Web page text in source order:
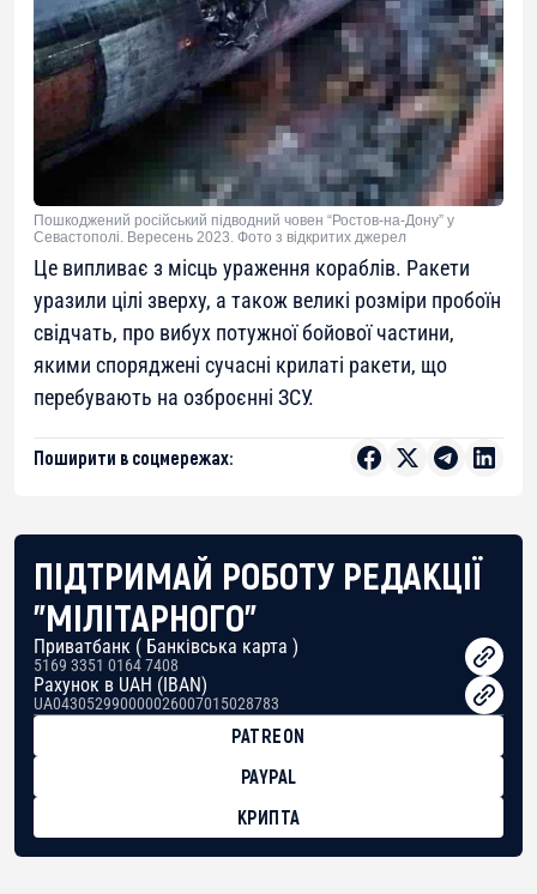
Пошкоджений російський підводний човен “Ростов-на-Дону” у
Севастополі. Вересень 2023. Фото з відкритих джерел
Це випливає з місць ураження кораблів. Ракети
уразили цілі зверху, а також великі розміри пробоїн
свідчать, про вибух потужної бойової частини,
якими споряджені сучасні крилаті ракети, що
перебувають на озброєнні ЗСУ.
Поширити в соцмережах:
ПІДТРИМАЙ РОБОТУ РЕДАКЦІЇ
"МІЛІТАРНОГО"
Приватбанк ( Банківська карта )
5169 3351 0164 7408
Рахунок в UAH (IBAN)
UA043052990000026007015028783
PATREON
PAYPAL
КРИПТА